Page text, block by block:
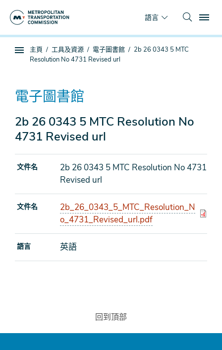
語言
子
導
航
你
在
主頁 工具及資源 電子圖書館
2b 26 0343 5 MTC
Resolution No 4731 Revised url
電子圖書館
2b 26 0343 5 MTC Resolution No
4731 Revised url
文件名
2b 26 0343 5 MTC Resolution No 4731
Revised url
文件名
2b_26_0343_5_MTC_Resolution_N
o_4731_Revised_url.pdf
語言 英語
回到頂部